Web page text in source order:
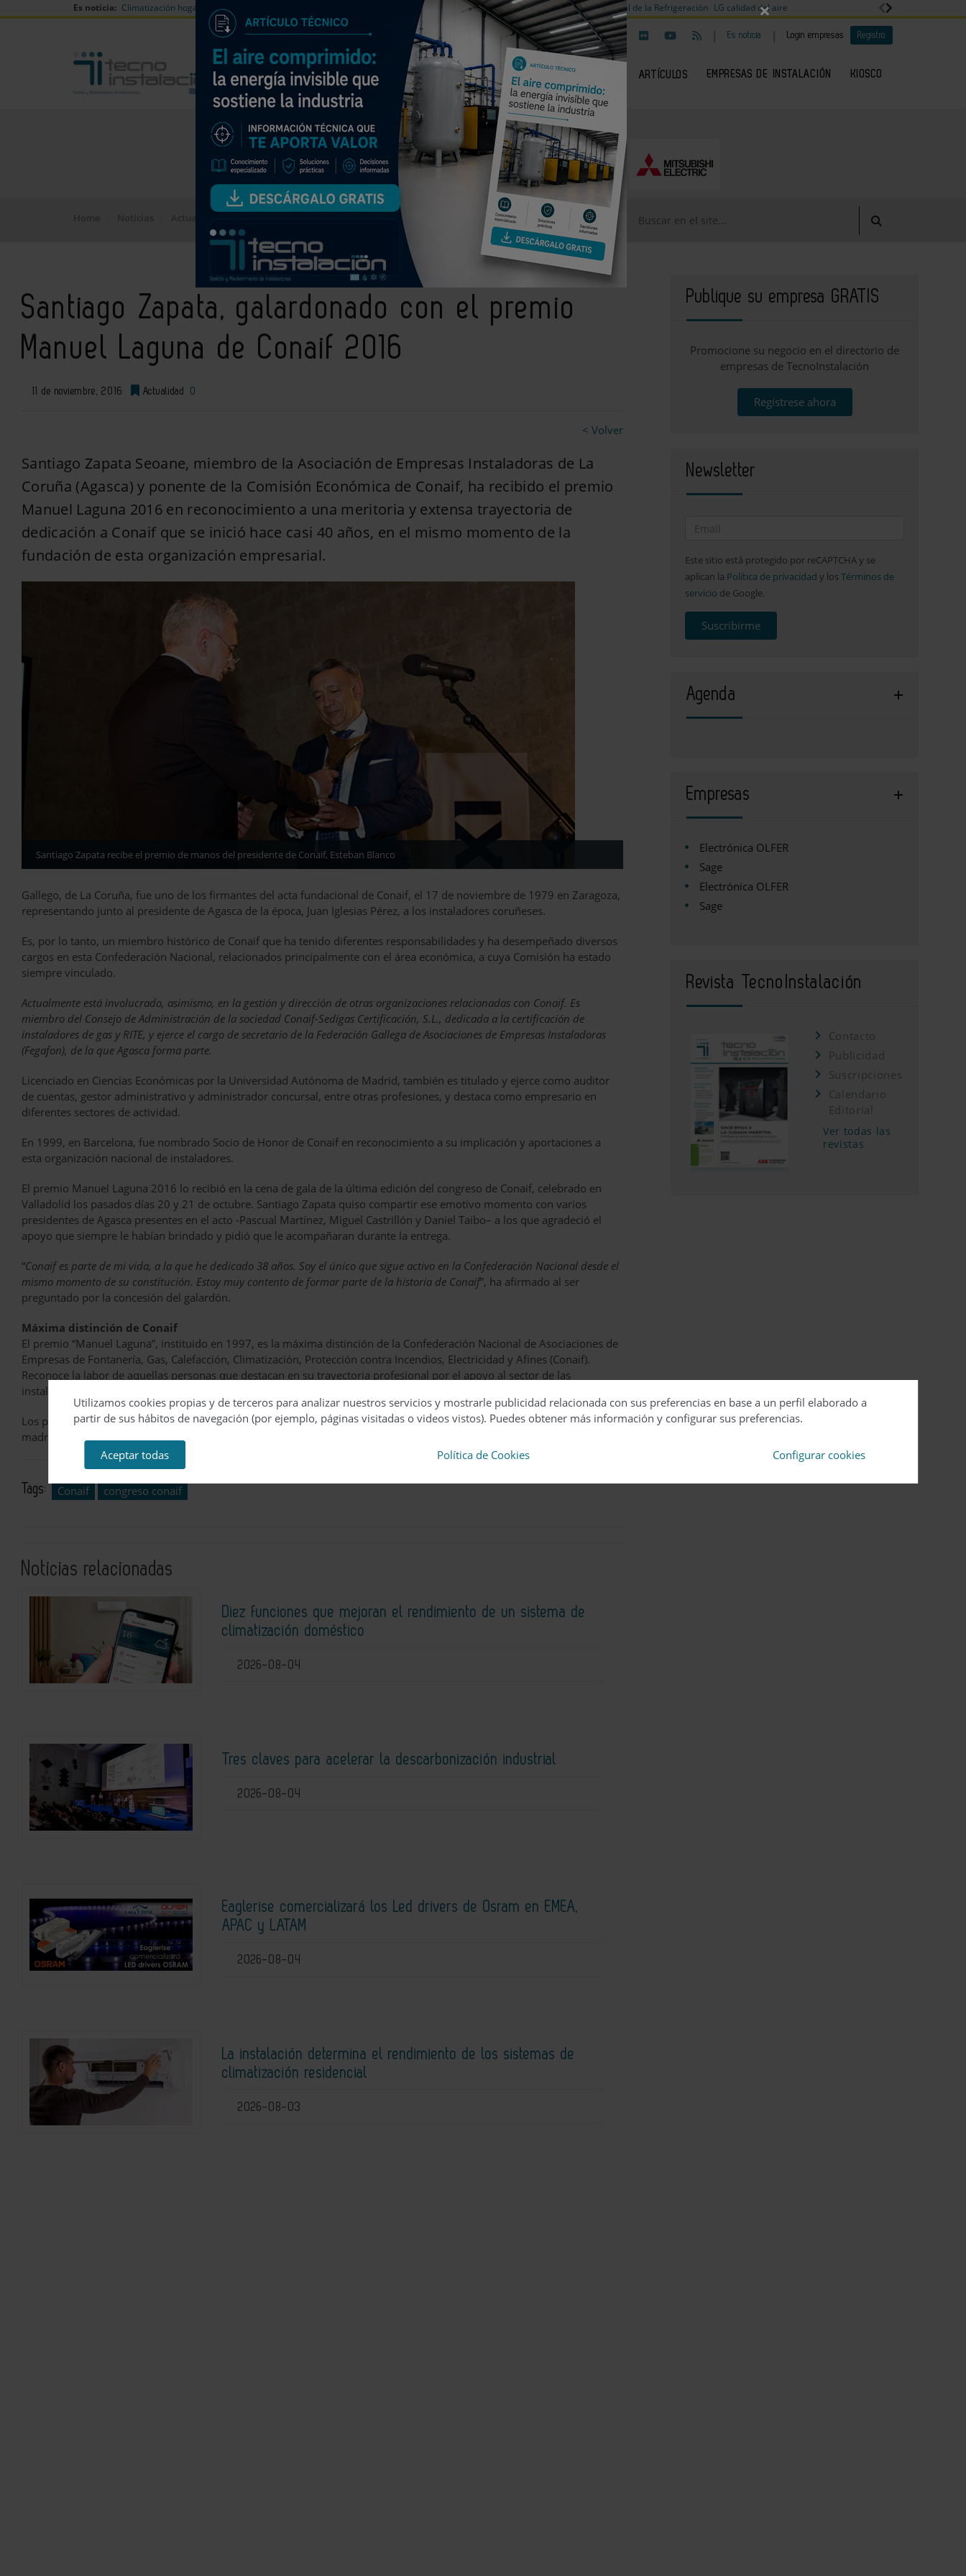
Es noticia: Climatización hogares verano Válvulas de equilibrado para sistemas calefacción Día mundial de la Refrigeración LG calidad del aire
| Es noticia | Login empresas Registro
NOTICIAS PRODUCTOS ARTÍCULOS EMPRESAS DE INSTALACIÓN KIOSCO
EMPRESAS PREMIUM
Santiago Zapata, galardonado con el premio Manuel Laguna de Conaif 2016
Santiago Zapata, galardonado con el premio
Manuel Laguna de Conaif 2016
11 de noviembre, 2016 Actualidad 0
< Volver
Santiago Zapata Seoane, miembro de la Asociación de Empresas Instaladoras de La
Coruña (Agasca) y ponente de la Comisión Económica de Conaif, ha recibido el premio
Manuel Laguna 2016 en reconocimiento a una meritoria y extensa trayectoria de
dedicación a Conaif que se inició hace casi 40 años, en el mismo momento de la
fundación de esta organización empresarial.
Santiago Zapata recibe el premio de manos del presidente de Conaif, Esteban Blanco
Gallego, de La Coruña, fue uno de los firmantes del acta fundacional de Conaif, el 17 de noviembre de 1979 en Zaragoza,
representando junto al presidente de Agasca de la época, Juan Iglesias Pérez, a los instaladores coruñeses.
Es, por lo tanto, un miembro histórico de Conaif que ha tenido diferentes responsabilidades y ha desempeñado diversos
cargos en esta Confederación Nacional, relacionados principalmente con el área económica, a cuya Comisión ha estado
siempre vinculado.
Actualmente está involucrado, asimismo, en la gestión y dirección de otras organizaciones relacionadas con Conaif. Es
miembro del Consejo de Administración de la sociedad Conaif-Sedigas Certificación, S.L., dedicada a la certificación de
instaladores de gas y RITE, y ejerce el cargo de secretario de la Federación Gallega de Asociaciones de Empresas Instaladoras
(Fegafon), de la que Agasca forma parte.
Licenciado en Ciencias Económicas por la Universidad Autónoma de Madrid, también es titulado y ejerce como auditor
de cuentas, gestor administrativo y administrador concursal, entre otras profesiones, y destaca como empresario en
diferentes sectores de actividad.
En 1999, en Barcelona, fue nombrado Socio de Honor de Conaif en reconocimiento a su implicación y aportaciones a
esta organización nacional de instaladores.
El premio Manuel Laguna 2016 lo recibió en la cena de gala de la última edición del congreso de Conaif, celebrado en
Valladolid los pasados días 20 y 21 de octubre. Santiago Zapata quiso compartir ese emotivo momento con varios
presidentes de Agasca presentes en el acto -Pascual Martínez, Miguel Castrillón y Daniel Taibo– a los que agradeció el
apoyo que siempre le habían brindado y pidió que le acompañaran durante la entrega.
“Conaif es parte de mi vida, a la que he dedicado 38 años. Soy el único que sigue activo en la Confederación Nacional desde el
mismo momento de su constitución. Estoy muy contento de formar parte de la historia de Conaif”, ha afirmado al ser
preguntado por la concesión del galardón.
Máxima distinción de Conaif
El premio “Manuel Laguna”, instituido en 1997, es la máxima distinción de la Confederación Nacional de Asociaciones de
Empresas de Fontanería, Gas, Calefacción, Climatización, Protección contra Incendios, Electricidad y Afines (Conaif).
Reconoce la labor de aquellas personas que destacan en su trayectoria profesional por el apoyo al sector de las
instalaciones y el desarrollo de éste.
Los premiados reciben una escultura original, realizada en bronce expresamente para los galardonados por el escultor
madrileño Isidro Fernández González. Simboliza el trabajo y la amistad, los 2 valores principales del premio.
Tags: Conaif congreso conaif
Noticias relacionadas
Diez funciones que mejoran el rendimiento de un sistema de
climatización doméstico
2026-08-04
Tres claves para acelerar la descarbonización industrial
2026-08-04
Eaglerise comercializará los Led drivers de Osram en EMEA,
APAC y LATAM
2026-08-04
La instalación determina el rendimiento de los sistemas de
climatización residencial
2026-08-03
Publique su empresa GRATIS
Promocione su negocio en el directorio de
empresas de TecnoInstalación
Regístrese ahora
Newsletter
Este sitio está protegido por reCAPTCHA y se
aplican la Política de privacidad y losTérminos de
servicio de Google.
Suscribirme
Agenda
Empresas
Electrónica OLFER
Sage
Electrónica OLFER
Sage
Revista TecnoInstalación
Contacto
Publicidad
Suscripciones
Calendario
Editorial
Ver todas las
revistas
Utilizamos cookies propias y de terceros para analizar nuestros servicios y mostrarle publicidad relacionada con sus preferencias en base a un perfil elaborado a
partir de sus hábitos de navegación (por ejemplo, páginas visitadas o videos vistos). Puedes obtener más información y configurar sus preferencias.
Aceptar todas Política de Cookies Configurar cookies
×